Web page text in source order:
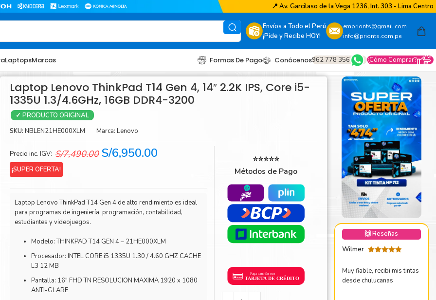
📍 Av. Garcilaso de la Vega 1236, Int. 303 - Lima Centro
Envíos a Todo el Perú
¡Pide y Recibe HOY!
emprionts@gmail.com
info@prionts.com.pe
TONER
Toner Xerox
Toner Lexmark
Toner Samsung
Toner Konica Minolta
LaptopsMarcas Formas De Pago Conócenos962 778 356 ¿Cómo Comprar?
Laptop Lenovo ThinkPad T14 Gen 4, 14″ 2.2K IPS, Core i5-
1335U 1.3/4.6GHz, 16GB DDR4-3200
✓ PRODUCTO ORIGINAL
SKU: NBLEN21HE000XLM Marca: Lenovo
Precio inc. IGV: S/7,490.00 El
S/7,490.00.
S/6,950.00El
S/6,950.00.
¡SUPER OFERTA!
Laptop Lenovo ThinkPad T14 Gen 4 de alto rendimiento es ideal
para programas de ingeniería, programación, contabilidad,
estudiantes y videojuegos.
Modelo: THINKPAD T14 GEN 4 – 21HE000XLM
Procesador: INTEL CORE i5 1335U 1.30 / 4.60 GHZ CACHE
L3 12 MB
Pantalla: 16″ FHD TN RESOLUCION MAXIMA 1920 x 1080
ANTI-GLARE
⭐⭐⭐⭐⭐
Métodos de Pago
🙌 Reseñas
Wilmer
Muy fiable, recibi mis tintas
desde chulucanas